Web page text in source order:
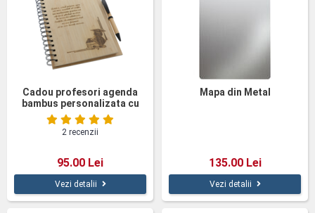
Cadou profesori agenda
bambus personalizata cu
pix
2 recenzii
95.00 Lei
Vezi detalii
Mapa din Metal
135.00 Lei
Vezi detalii